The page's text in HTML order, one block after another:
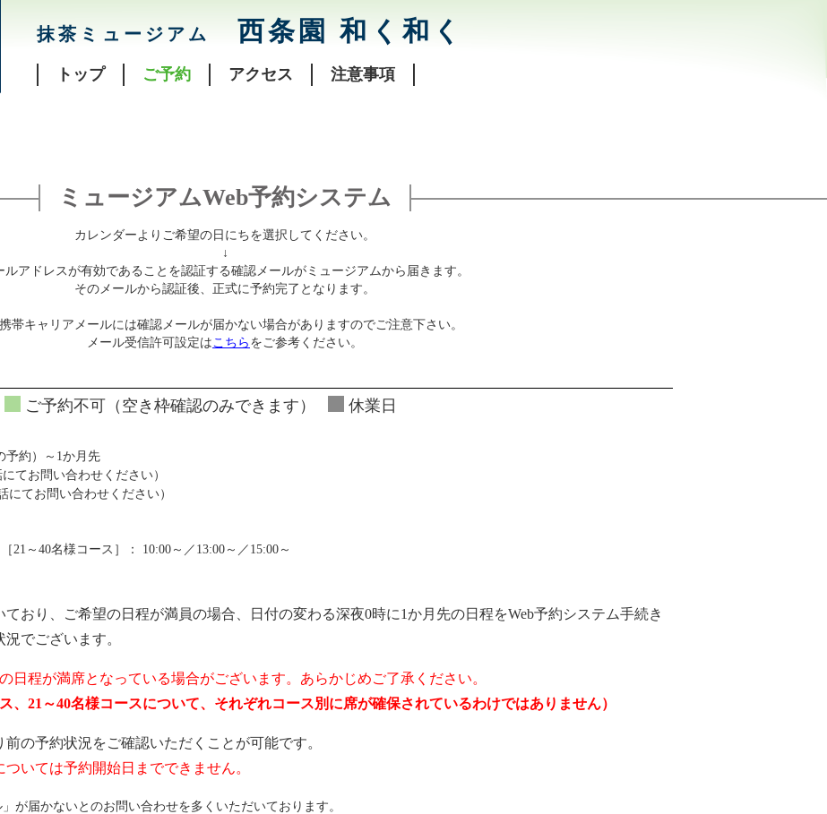
抹茶ミュージアム 西条園 和く和く
トップ ご予約 アクセス 注意事項
ミュージアムWeb予約システム
カレンダーよりご希望の日にちを選択してください。
↓
ルアドレスが有効であることを認証する確認メールがミュージアムから届きます。
そのメールから認証後、正式に予約完了となります。
帯キャリアメールには確認メールが届かない場合がありますのでご注意下さい。
メール受信許可設定はこちら をご参考ください。
ご予約不可（空き枠確認のみできます） 休業日
予約）～1か月先
てお問い合わせください）
にてお問い合わせください）
21～40名様コース］： 10:00～／13:00～／15:00～
おり、ご希望の日程が満員の場合、日付の変わる深夜0時に1か月先の日程をWeb予約システム手続き
でございます。
日程が満席となっている場合がございます。あらかじめご了承ください。
、21～40名様コースについて、それぞれコース別に席が確保されているわけではありません）
の予約状況をご確認いただくことが可能です。
いては予約開始日までできません。
が届かないとのお問い合わせを多くいただいております。